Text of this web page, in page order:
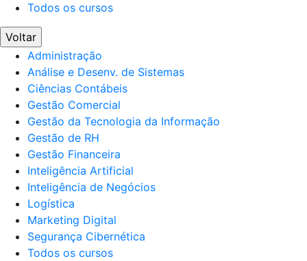
Todos os cursos
Voltar
Administração
Análise e Desenv. de Sistemas
Ciências Contábeis
Gestão Comercial
Gestão da Tecnologia da Informação
Gestão de RH
Gestão Financeira
Inteligência Artificial
Inteligência de Negócios
Logística
Marketing Digital
Segurança Cibernética
Todos os cursos